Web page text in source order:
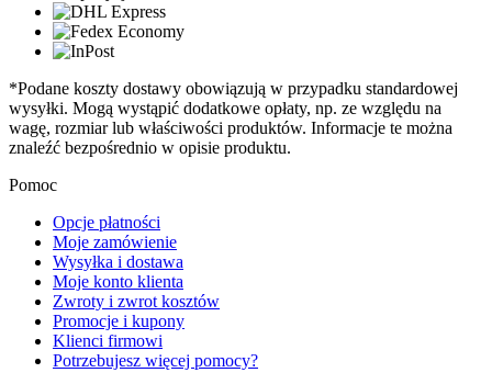
*Podane koszty dostawy obowiązują w przypadku standardowej
wysyłki. Mogą wystąpić dodatkowe opłaty, np. ze względu na
wagę, rozmiar lub właściwości produktów. Informacje te można
znaleźć bezpośrednio w opisie produktu.
Pomoc
Opcje płatności
Moje zamówienie
Wysyłka i dostawa
Moje konto klienta
Zwroty i zwrot kosztów
Promocje i kupony
Klienci firmowi
Potrzebujesz więcej pomocy?